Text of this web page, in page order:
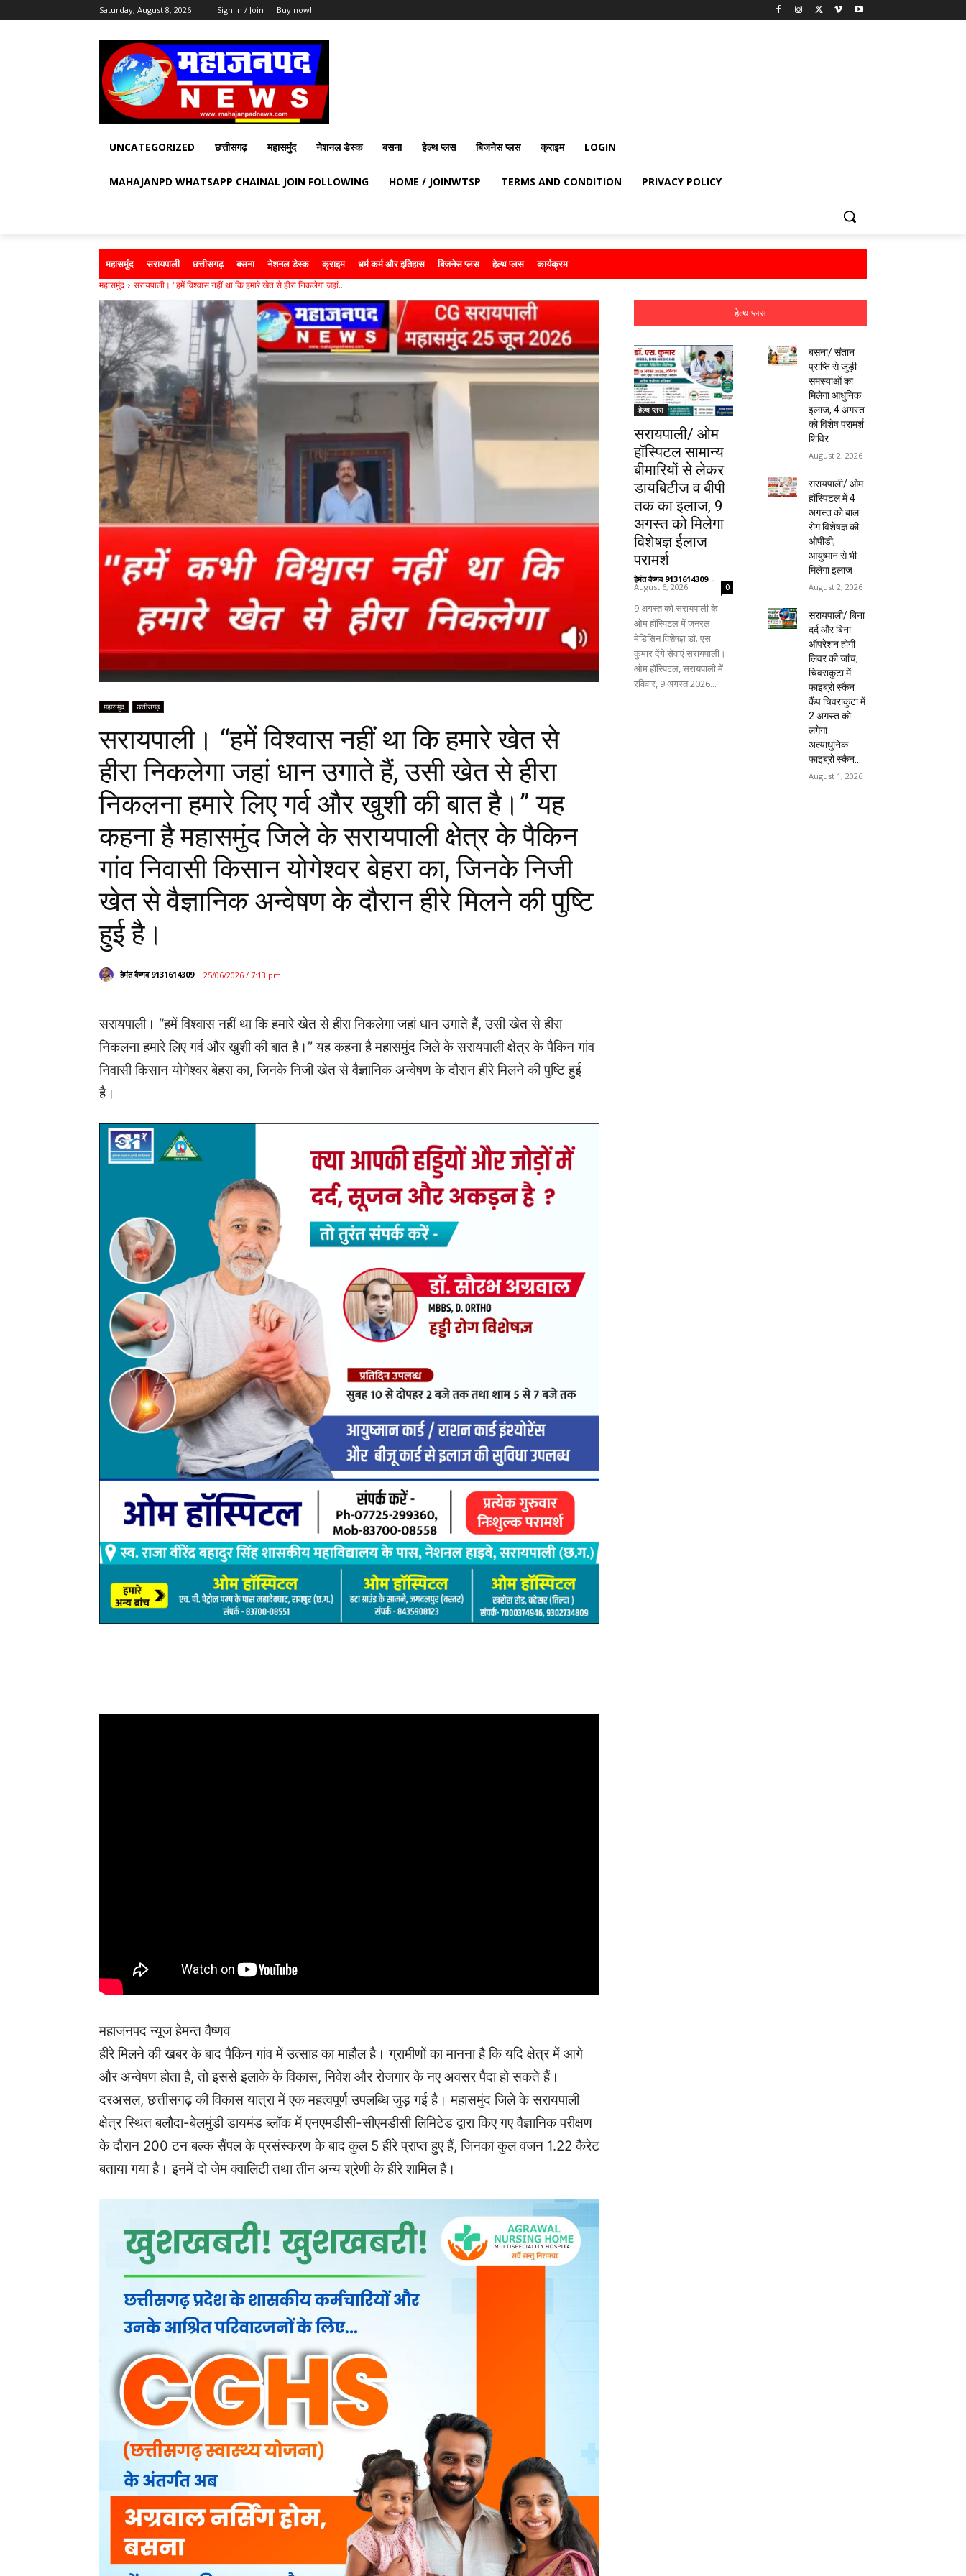
Saturday, August 8, 2026 Sign in / Join Buy now!
UNCATEGORIZED छत्तीसगढ़ महासमुंद नेशनल डेस्क बसना हेल्थ प्लस बिजनेस प्लस क्राइम LOGIN
MAHAJANPD WHATSAPP CHAINAL JOIN FOLLOWING HOME / JOINWTSP TERMS AND CONDITION PRIVACY POLICY
महासमुंद सरायपाली छत्तीसगढ़ बसना नेशनल डेस्क क्राइम धर्म कर्म और इतिहास बिजनेस प्लस हेल्थ प्लस कार्यक्रम
महासमुंद सरायपाली। "हमें विश्वास नहीं था कि हमारे खेत से हीरा निकलेगा जहां...
महासमुंद छत्तीसगढ़
सरायपाली। “हमें विश्वास नहीं था कि हमारे खेत से
हीरा निकलेगा जहां धान उगाते हैं, उसी खेत से हीरा
निकलना हमारे लिए गर्व और खुशी की बात है।” यह
कहना है महासमुंद जिले के सरायपाली क्षेत्र के पैकिन
गांव निवासी किसान योगेश्वर बेहरा का, जिनके निजी
खेत से वैज्ञानिक अन्वेषण के दौरान हीरे मिलने की पुष्टि
हुई है।
हेमंत वैष्णव 9131614309 25/06/2026 / 7:13 pm
सरायपाली। “हमें विश्वास नहीं था कि हमारे खेत से हीरा निकलेगा जहां धान उगाते हैं, उसी खेत से हीरा
निकलना हमारे लिए गर्व और खुशी की बात है।” यह कहना है महासमुंद जिले के सरायपाली क्षेत्र के पैकिन गांव
निवासी किसान योगेश्वर बेहरा का, जिनके निजी खेत से वैज्ञानिक अन्वेषण के दौरान हीरे मिलने की पुष्टि हुई
है।
महाजनपद न्यूज हेमन्त वैष्णव
हीरे मिलने की खबर के बाद पैकिन गांव में उत्साह का माहौल है। ग्रामीणों का मानना है कि यदि क्षेत्र में आगे
और अन्वेषण होता है, तो इससे इलाके के विकास, निवेश और रोजगार के नए अवसर पैदा हो सकते हैं।
दरअसल, छत्तीसगढ़ की विकास यात्रा में एक महत्वपूर्ण उपलब्धि जुड़ गई है। महासमुंद जिले के सरायपाली
क्षेत्र स्थित बलौदा-बेलमुंडी डायमंड ब्लॉक में एनएमडीसी-सीएमडीसी लिमिटेड द्वारा किए गए वैज्ञानिक परीक्षण
के दौरान 200 टन बल्क सैंपल के प्रसंस्करण के बाद कुल 5 हीरे प्राप्त हुए हैं, जिनका कुल वजन 1.22 कैरेट
बताया गया है। इनमें दो जेम क्वालिटी तथा तीन अन्य श्रेणी के हीरे शामिल हैं।
हेल्थ प्लस
हेल्थ प्लस
सरायपाली/ ओम
हॉस्पिटल सामान्य
बीमारियों से लेकर
डायबिटीज व बीपी
तक का इलाज, 9
अगस्त को मिलेगा
विशेषज्ञ ईलाज
परामर्श
हेमंत वैष्णव 9131614309 -
August 6, 2026 0
9 अगस्त को सरायपाली के
ओम हॉस्पिटल में जनरल
मेडिसिन विशेषज्ञ डॉ. एस.
कुमार देंगे सेवाएं सरायपाली।
ओम हॉस्पिटल, सरायपाली में
रविवार, 9 अगस्त 2026...
बसना/ संतान
प्राप्ति से जुड़ी
समस्याओं का
मिलेगा आधुनिक
इलाज, 4 अगस्त
को विशेष परामर्श
शिविर
August 2, 2026
सरायपाली/ ओम
हॉस्पिटल में 4
अगस्त को बाल
रोग विशेषज्ञ की
ओपीडी,
आयुष्मान से भी
मिलेगा इलाज
August 2, 2026
सरायपाली/ बिना
दर्द और बिना
ऑपरेशन होगी
लिवर की जांच,
चिवराकुटा में
फाइब्रो स्कैन
कैंप चिवराकुटा में
2 अगस्त को
लगेगा
अत्याधुनिक
फाइब्रो स्कैन...
August 1, 2026